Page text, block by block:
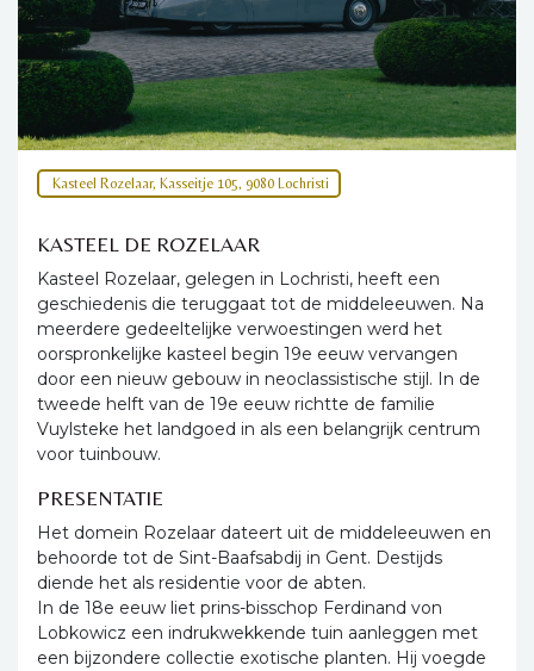
Kasteel Rozelaar, Kasseitje 105, 9080 Lochristi
KASTEEL DE ROZELAAR
Kasteel Rozelaar, gelegen in Lochristi, heeft een
geschiedenis die teruggaat tot de middeleeuwen. Na
meerdere gedeeltelijke verwoestingen werd het
oorspronkelijke kasteel begin 19e eeuw vervangen
door een nieuw gebouw in neoclassistische stijl. In de
tweede helft van de 19e eeuw richtte de familie
Vuylsteke het landgoed in als een belangrijk centrum
voor tuinbouw.
PRESENTATIE
Het domein Rozelaar dateert uit de middeleeuwen en
behoorde tot de Sint-Baafsabdij in Gent. Destijds
diende het als residentie voor de abten.
In de 18e eeuw liet prins-bisschop Ferdinand von
Lobkowicz een indrukwekkende tuin aanleggen met
een bijzondere collectie exotische planten. Hij voegde